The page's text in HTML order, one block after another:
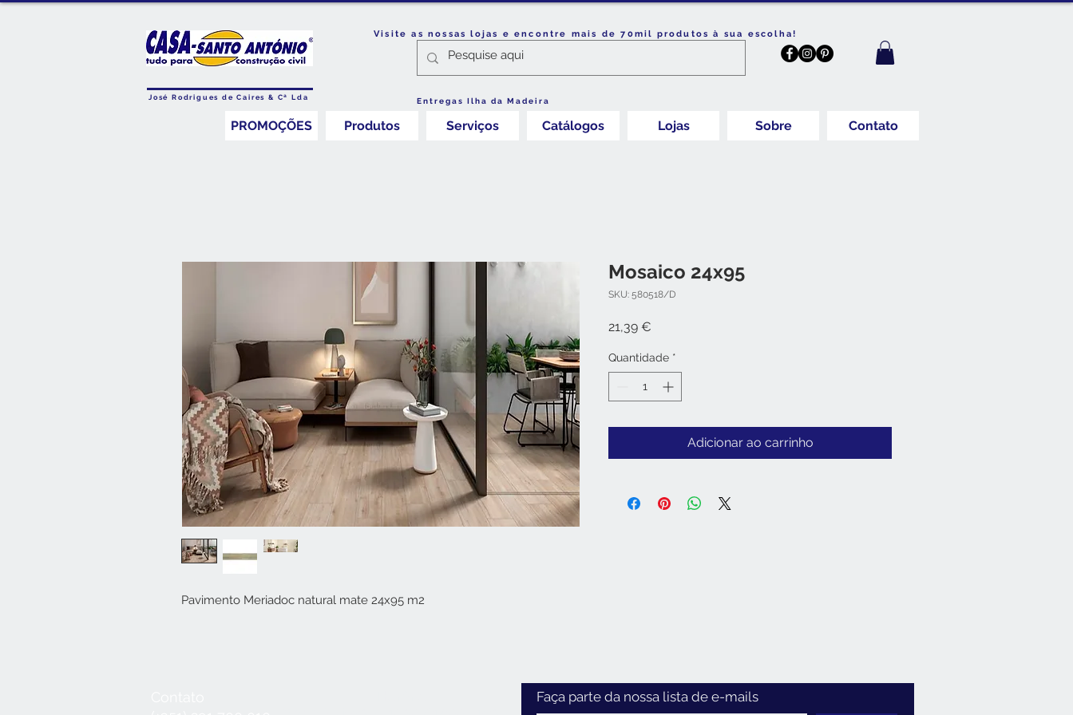
Visite as nossas lojas e encontre mais de 70mil produtos à sua escolha!
José Rodrigues de Caires & Cª Lda Entregas Ilha da Madeira
PROMOÇÕES Produtos Serviços Catálogos Lojas Sobre Contato
Pavimento Meriadoc natural mate 24x95 m2
Mosaico 24x95
SKU: 580518/D
21,39 €
Quantidade *
Adicionar ao carrinho
Faça parte da nossa lista de e-mails